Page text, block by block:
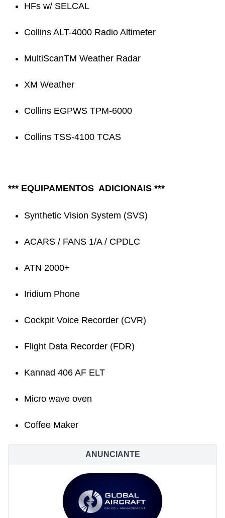
HFs w/ SELCAL
Collins ALT-4000 Radio Altimeter
MultiScanTM Weather Radar
XM Weather
Collins EGPWS TPM-6000
Collins TSS-4100 TCAS
*** EQUIPAMENTOS ADICIONAIS ***
Synthetic Vision System (SVS)
ACARS / FANS 1/A / CPDLC
ATN 2000+
Iridium Phone
Cockpit Voice Recorder (CVR)
Flight Data Recorder (FDR)
Kannad 406 AF ELT
Micro wave oven
Coffee Maker
ANUNCIANTE